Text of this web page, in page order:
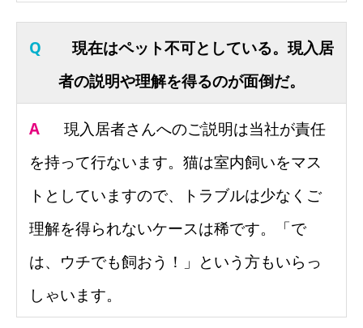
Q
現在はペット不可としている。現入居
者の説明や理解を得るのが面倒だ。
A
現入居者さんへのご説明は当社が責任
を持って行ないます。猫は室内飼いをマス
トとしていますので、トラブルは少なくご
理解を得られないケースは稀です。「で
は、ウチでも飼おう！」という方もいらっ
しゃいます。